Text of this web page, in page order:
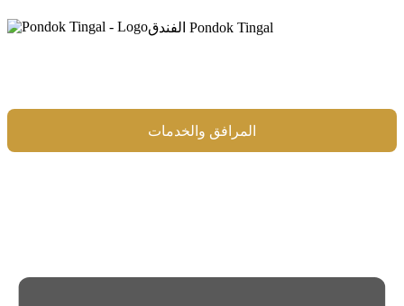
الفندق Pondok Tingal
المرافق والخدمات